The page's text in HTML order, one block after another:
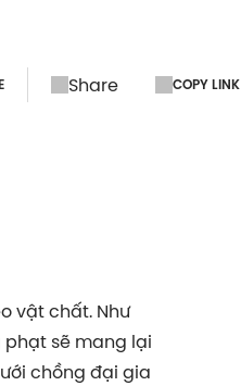
Share COPY LINK
vật chất. Như
sẽ mang lại
chồng đại gia